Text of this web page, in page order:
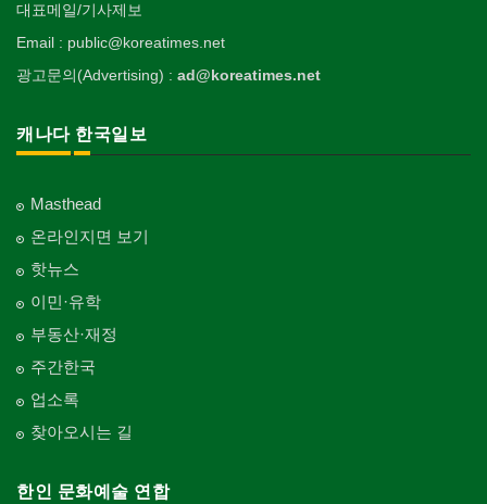
대표메일/기사제보
Email : public@koreatimes.net
광고문의(Advertising) : ad@koreatimes.net
캐나다 한국일보
Masthead
온라인지면 보기
핫뉴스
이민·유학
부동산·재정
주간한국
업소록
찾아오시는 길
한인 문화예술 연합